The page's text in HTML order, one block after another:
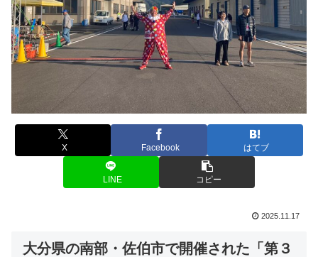
X Facebook はてブ
LINE コピー
2025.11.17
大分県の南部・佐伯市で開催された「第３